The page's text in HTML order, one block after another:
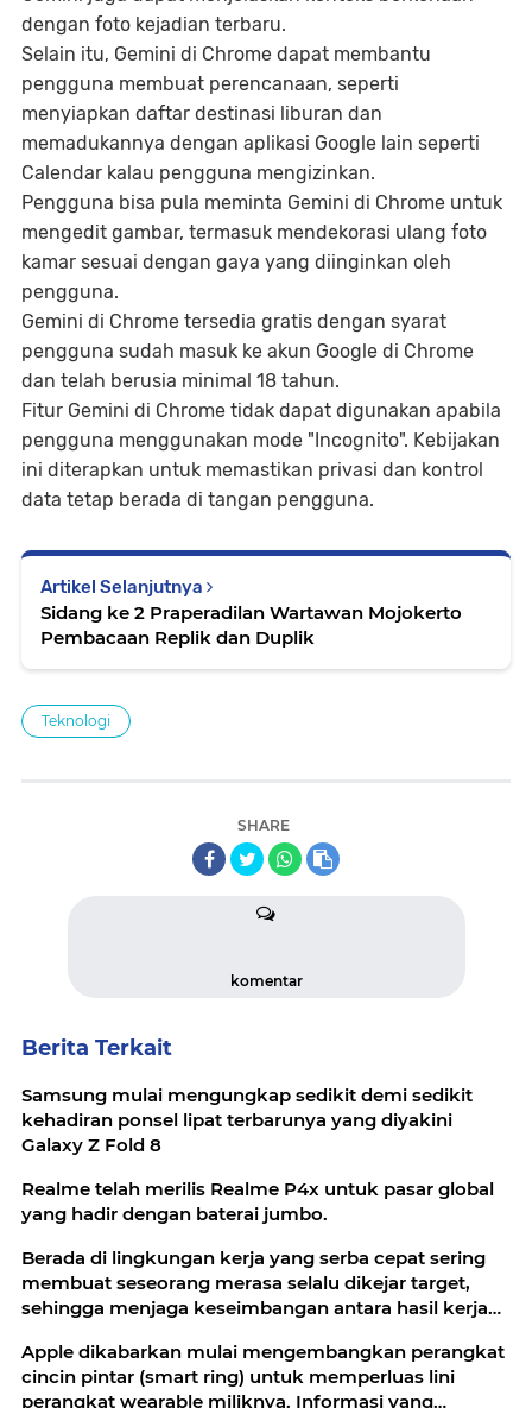
dengan foto kejadian terbaru.
Selain itu, Gemini di Chrome dapat membantu
pengguna membuat perencanaan, seperti
menyiapkan daftar destinasi liburan dan
memadukannya dengan aplikasi Google lain seperti
Calendar kalau pengguna mengizinkan.
Pengguna bisa pula meminta Gemini di Chrome untuk
mengedit gambar, termasuk mendekorasi ulang foto
kamar sesuai dengan gaya yang diinginkan oleh
pengguna.
Gemini di Chrome tersedia gratis dengan syarat
pengguna sudah masuk ke akun Google di Chrome
dan telah berusia minimal 18 tahun.
Fitur Gemini di Chrome tidak dapat digunakan apabila
pengguna menggunakan mode "Incognito". Kebijakan
ini diterapkan untuk memastikan privasi dan kontrol
data tetap berada di tangan pengguna.
Artikel Selanjutnya
Sidang ke 2 Praperadilan Wartawan Mojokerto
Pembacaan Replik dan Duplik
Teknologi
SHARE
komentar
Berita Terkait
Samsung mulai mengungkap sedikit demi sedikit
kehadiran ponsel lipat terbarunya yang diyakini
Galaxy Z Fold 8
Realme telah merilis Realme P4x untuk pasar global
yang hadir dengan baterai jumbo.
Berada di lingkungan kerja yang serba cepat sering
membuat seseorang merasa selalu dikejar target,
sehingga menjaga keseimbangan antara hasil kerja
Apple dikabarkan mulai mengembangkan perangkat
cincin pintar (smart ring) untuk memperluas lini
perangkat wearable miliknya. Informasi yang